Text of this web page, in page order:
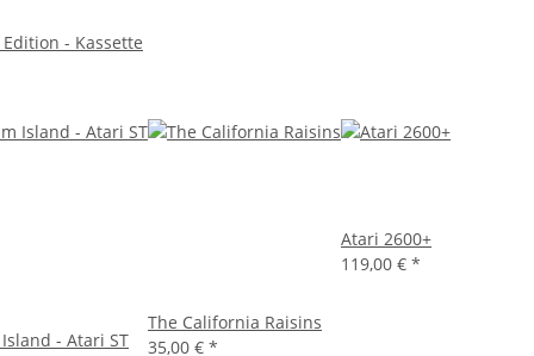
- Kassette
- Atari ST
The California Raisins
35,00 € *
Atari 2600+
119,00 € *